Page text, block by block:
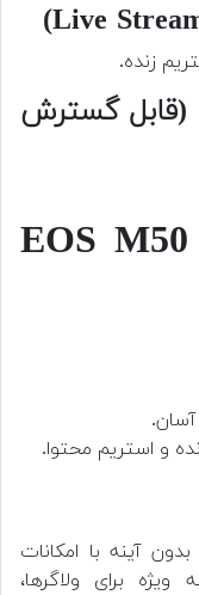
زنده.
8. ایزو قابل ارتقاء تا 25600 (قابل گسترش
مزایای دوربین کانن EOS M50
و استریم محتوا.
آینه با امکانات
برای ولاگرها،